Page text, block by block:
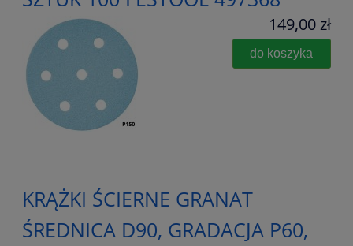
149,00 zł
do koszyka
KRĄŻKI ŚCIERNE GRANAT
ŚREDNICA D90, GRADACJA P60,